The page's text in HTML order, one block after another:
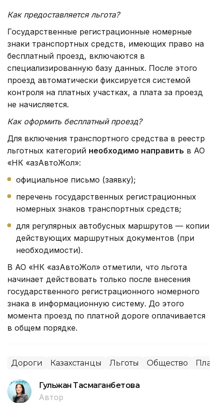
Как предоставляется льгота?
Государственные регистрационные номерные
знаки транспортных средств, имеющих право на
бесплатный проезд, включаются в
специализированную базу данных. После этого
проезд автоматически фиксируется системой
контроля на платных участках, а плата за проезд
не начисляется.
Как оформить бесплатный проезд?
Для включения транспортного средства в реестр
льготных категорий необходимо направить в АО
«НК «ҚазАвтоЖол»:
официальное письмо (заявку);
перечень государственных регистрационных
номерных знаков транспортных средств;
для регулярных автобусных маршрутов — копии
действующих маршрутных документов (при
необходимости).
В АО «НК «ҚазАвтоЖол» отметили, что льгота
начинает действовать только после внесения
государственного регистрационного номерного
знака в информационную систему. До этого
момента проезд по платной дороге оплачивается
в общем порядке.
Дороги Казахстанцы Льготы Общество
Гульжан Тасмаганбетова
Автор